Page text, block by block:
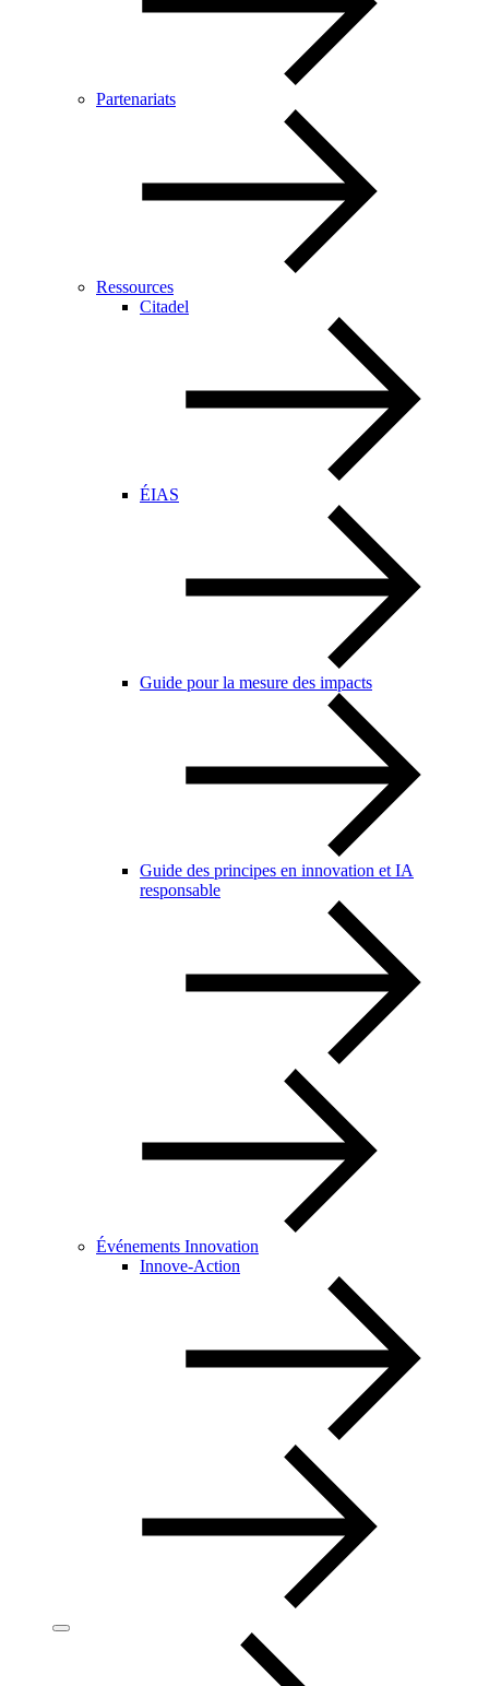
Partenariats
Ressources
Citadel
ÉIAS
Guide pour la mesure des impacts
Guide des principes en innovation et IA
responsable
Événements Innovation
Innove-Action